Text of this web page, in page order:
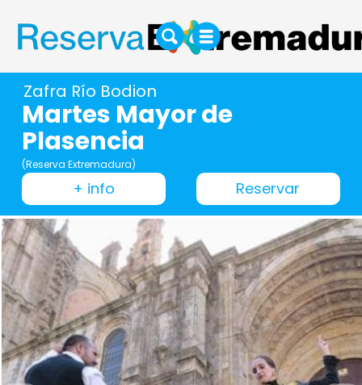
Zafra Río Bodion
Martes Mayor de
Plasencia
(Reserva Extremadura)
+ info Reservar